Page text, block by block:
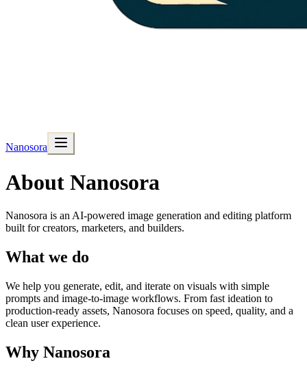
Nanosora
About Nanosora
Nanosora is an AI-powered image generation and editing platform
built for creators, marketers, and builders.
What we do
We help you generate, edit, and iterate on visuals with simple
prompts and image-to-image workflows. From fast ideation to
production-ready assets, Nanosora focuses on speed, quality, and a
clean user experience.
Why Nanosora